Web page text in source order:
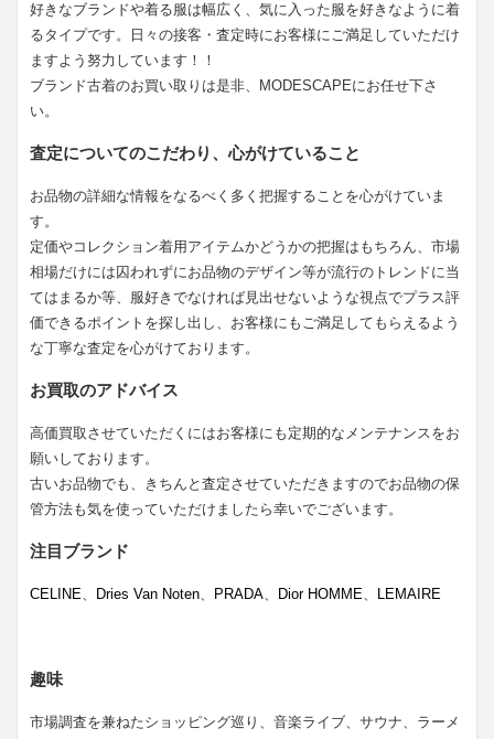
好きなブランドや着る服は幅広く、気に入った服を好きなように着
るタイプです。日々の接客・査定時にお客様にご満足していただけ
ますよう努力しています！！
ブランド古着のお買い取りは是非、MODESCAPEにお任せ下さ
い。
査定についてのこだわり、心がけていること
お品物の詳細な情報をなるべく多く把握することを心がけていま
す。
定価やコレクション着用アイテムかどうかの把握はもちろん、市場
相場だけには囚われずにお品物のデザイン等が流行のトレンドに当
てはまるか等、服好きでなければ見出せないような視点でプラス評
価できるポイントを探し出し、お客様にもご満足してもらえるよう
な丁寧な査定を心がけております。
お買取のアドバイス
高価買取させていただくにはお客様にも定期的なメンテナンスをお
願いしております。
古いお品物でも、きちんと査定させていただきますのでお品物の保
管方法も気を使っていただけましたら幸いでございます。
注目ブランド
CELINE、 Dries Van Noten、 PRADA、 Dior HOMME、 LEMAIRE
趣味
市場調査を兼ねたショッピング巡り、音楽ライブ、サウナ、ラーメ